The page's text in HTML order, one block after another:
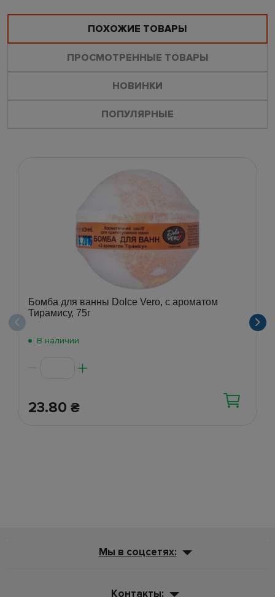
ПОХОЖИЕ ТОВАРЫ
ПРОСМОТРЕННЫЕ ТОВАРЫ
НОВИНКИ
ПОПУЛЯРНЫЕ
Бомба для ванны Dolce Vero, с ароматом
Тирамису, 75г
В наличии
23.80 ₴
Мы в соцсетях:
Контакты: